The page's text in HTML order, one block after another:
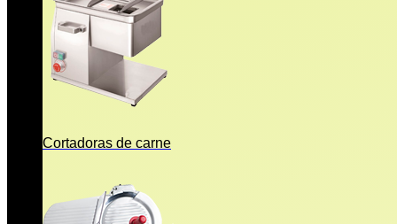
Cortadoras de carne